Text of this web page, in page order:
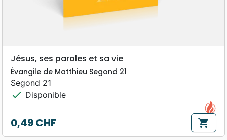
Jésus, ses paroles et sa vie
Évangile de Matthieu Segond 21
Segond 21
check Disponible
Prix
0,49 CHF shopping_cart